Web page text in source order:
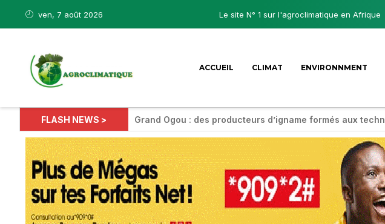
ven, 7 août 2026 Le site N° 1 sur l'agroclimatique en Afrique
ACCUEIL CLIMAT ENVIRONNMENT
FLASH NEWS > Grand Ogou : des producteurs d’igname formés aux